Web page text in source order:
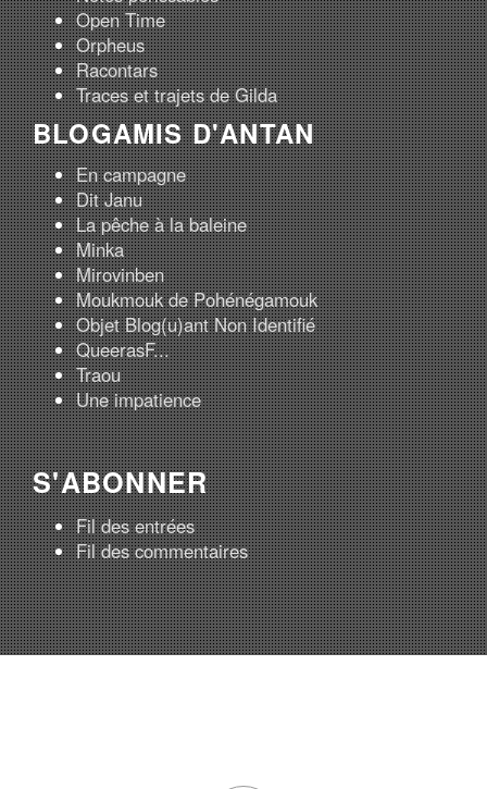
Open Time
Orpheus
Racontars
Traces et trajets de Gilda
BLOGAMIS D'ANTAN
En campagne
Dit Janu
La pêche à la baleine
Minka
Mirovinben
Moukmouk de Pohénégamouk
Objet Blog(u)ant Non Identifié
QueerasF...
Traou
Une impatience
S'ABONNER
Fil des entrées
Fil des commentaires